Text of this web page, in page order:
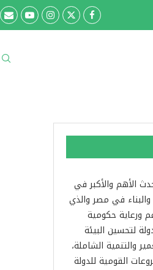
الأهم والأكبر في
في مصر والذي
منذ 2014 بدعم ورعاية حكومية
لتحسين البيئة
والتنمية الشاملة،
القومية للدولة